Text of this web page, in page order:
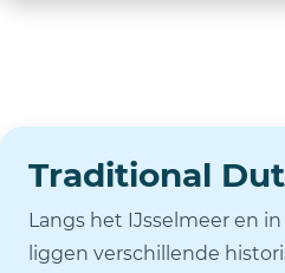
Traditional
Langs het IJsselmeer en
liggen verschillende